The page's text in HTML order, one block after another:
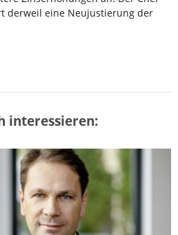
derweil eine Neujustierung der
interessieren: